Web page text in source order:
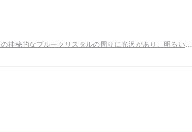
つま先も、つま先アンクレットの神秘的なブルークリスタルの周りに光沢があり、明るい必要があります。